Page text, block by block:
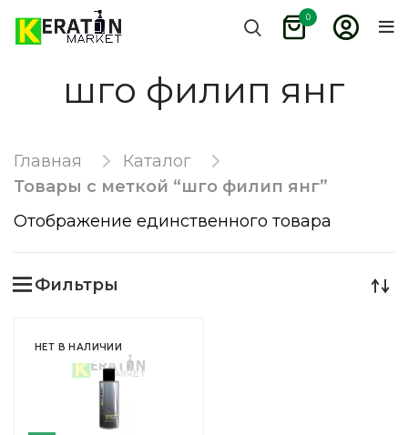
0
шго филип янг
Главная
Каталог
Товары с меткой “шго филип янг”
Отображение единственного товара
Фильтры
НЕТ В НАЛИЧИИ